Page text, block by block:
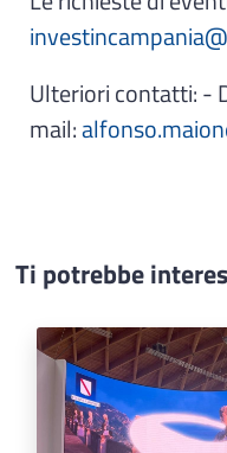
Ulteriori contatti: -
mail:
Ti potrebbe